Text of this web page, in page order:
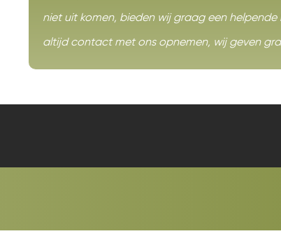
niet uit komen, bieden wij graag een
altijd contact met ons opnemen, wij geven